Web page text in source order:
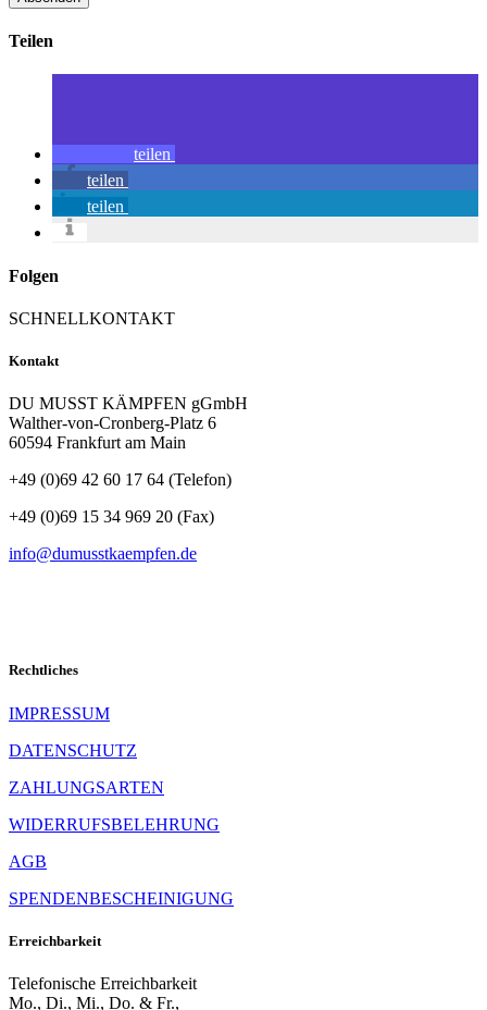
Teilen
teilen
teilen
teilen
Folgen
SCHNELLKONTAKT
Kontakt
DU MUSST KÄMPFEN gGmbH
Walther-von-Cronberg-Platz 6
60594 Frankfurt am Main
+49 (0)69 42 60 17 64 (Telefon)
+49 (0)69 15 34 969 20 (Fax)
info@dumusstkaempfen.de
Rechtliches
IMPRESSUM
DATENSCHUTZ
ZAHLUNGSARTEN
WIDERRUFSBELEHRUNG
AGB
SPENDENBESCHEINIGUNG
Erreichbarkeit
Telefonische Erreichbarkeit
Mo., Di., Mi., Do. & Fr.,